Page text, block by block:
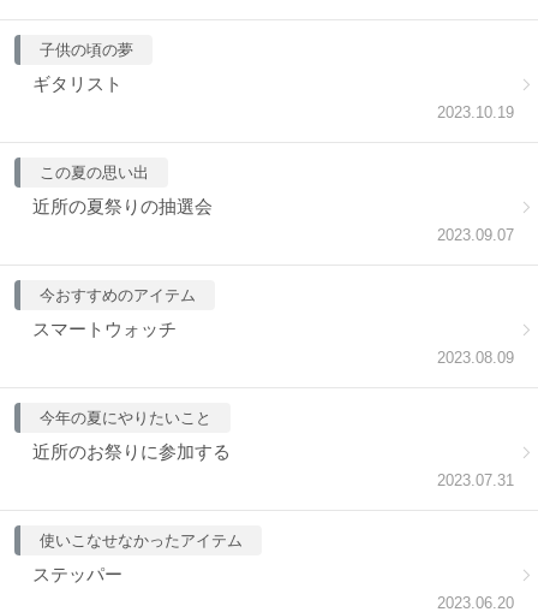
子供の頃の夢
2023.10.19
ギタリスト
この夏の思い出
2023.09.07
近所の夏祭りの抽選会
今おすすめのアイテム
2023.08.09
スマートウォッチ
今年の夏にやりたいこと
2023.07.31
近所のお祭りに参加する
使いこなせなかったアイテム
2023.06.20
ステッパー